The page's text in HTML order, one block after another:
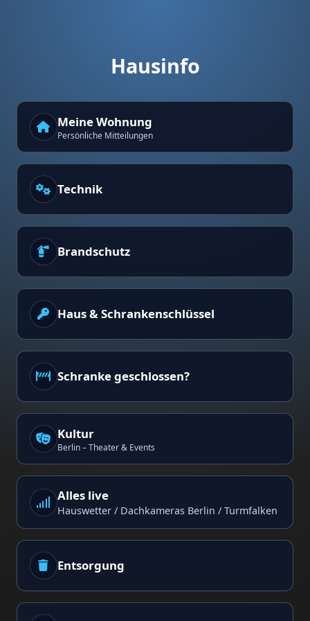
Hausinfo
Meine Wohnung
Persönliche Mitteilungen
Technik
Brandschutz
Haus & Schrankenschlüssel
Schranke geschlossen?
Kultur
Berlin – Theater & Events
Alles live
Hauswetter / Dachkameras Berlin / Turmfalken
Entsorgung